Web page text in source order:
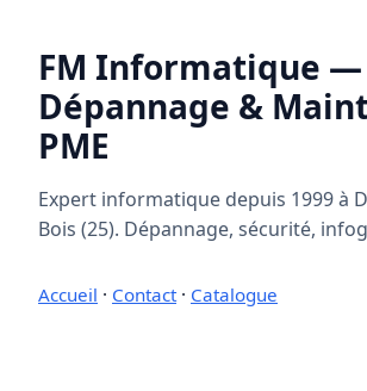
FM Informatique —
Dépannage &
PME
Expert informatique depuis 1999 à
Bois (25). Dépannage, sécurité,
Accueil · Contact· Catalogue